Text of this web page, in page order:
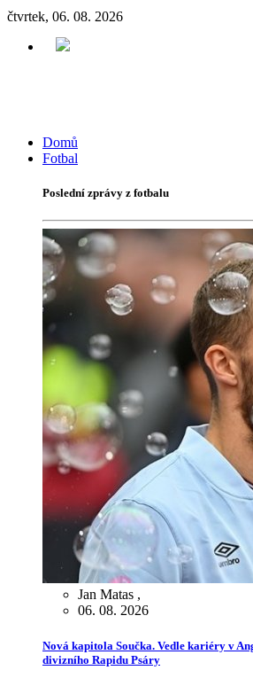
čtvrtek, 06. 08. 2026
Domů
Fotbal
Poslední zprávy z fotbalu
Jan Matas ,
06. 08. 2026
Nová kapitola Součka. Vedle kariéry v
divizního Rapidu Psáry